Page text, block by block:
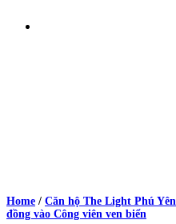
Home / Căn hộ The Light Phú Yên
đồng vào Công viên ven biển